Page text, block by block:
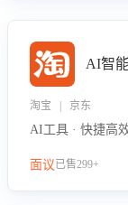
AI智
淘宝 | 京东
AI工具 · 快捷高
面议已售299+